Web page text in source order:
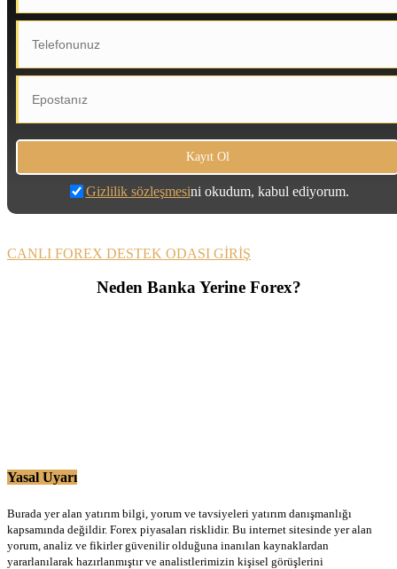
Gizlilik sözleşmesini okudum, kabul ediyorum.
CANLI FOREX DESTEK ODASI GİRİŞ
Neden Banka Yerine Forex?
Yasal Uyarı
Burada yer alan yatırım bilgi, yorum ve tavsiyeleri yatırım danışmanlığı
kapsamında değildir. Forex piyasaları risklidir. Bu internet sitesinde yer alan
yorum, analiz ve fikirler güvenilir olduğuna inanılan kaynaklardan
yararlanılarak hazırlanmıştır ve analistlerimizin kişisel görüşlerini